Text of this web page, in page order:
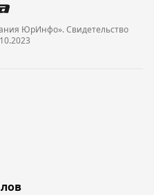
ЮрИнфо». Cвидетельство